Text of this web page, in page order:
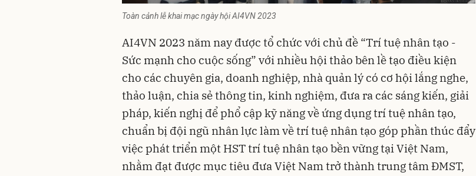
Toàn cảnh lễ khai mạc ngày hội AI4VN 2023
AI4VN 2023 năm nay được tổ chức với chủ đề “Trí tuệ nhân tạo -
Sức mạnh cho cuộc sống” với nhiều hội thảo bên lề tạo điều kiện
cho các chuyên gia, doanh nghiệp, nhà quản lý có cơ hội lắng nghe,
thảo luận, chia sẻ thông tin, kinh nghiệm, đưa ra các sáng kiến, giải
pháp, kiến nghị để phổ cập kỹ năng về ứng dụng trí tuệ nhân tạo,
chuẩn bị đội ngũ nhân lực làm về trí tuệ nhân tạo góp phần thúc đẩy
việc phát triển một HST trí tuệ nhân tạo bền vững tại Việt Nam,
nhằm đạt được mục tiêu đưa Việt Nam trở thành trung tâm ĐMST,